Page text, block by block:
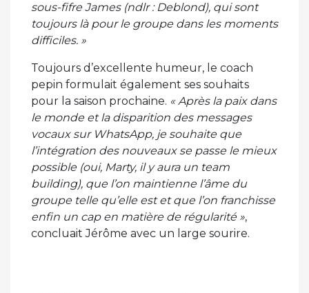
sous-fifre James (ndlr : Deblond), qui sont
toujours là pour le groupe dans les moments
difficiles. »
Toujours d’excellente humeur, le coach
pepin formulait également ses souhaits
pour la saison prochaine. « Après la paix dans
le monde et la disparition des messages
vocaux sur WhatsApp, je souhaite que
l’intégration des nouveaux se passe le mieux
possible (oui, Marty, il y aura un team
building), que l’on maintienne l’âme du
groupe telle qu’elle est et que l’on franchisse
enfin un cap en matière de régularité »,
concluait Jérôme avec un large sourire.